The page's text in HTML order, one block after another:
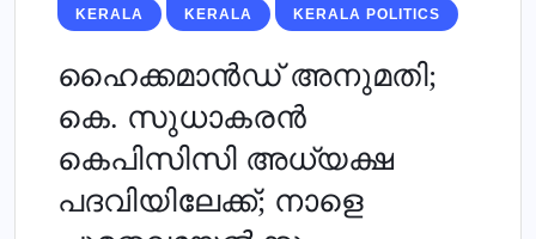
KERALA KERALA KERALA POLITICS
ഹൈക്കമാന്‍ഡ് അനുമതി;
കെ. സുധാകരന്‍
കെപിസിസി അധ്യക്ഷ
പദവിയിലേക്ക്; നാളെ